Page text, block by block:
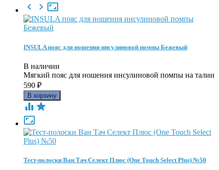

 
INSULA пояс для ношения инсулиновой помпы Бежевый
В наличии
Мягкий пояс для ношения инсулиновой помпы на талии
590 ₽
 

Тест-полоски Ван Тач Селект Плюс (One Touch Select Plus) №50